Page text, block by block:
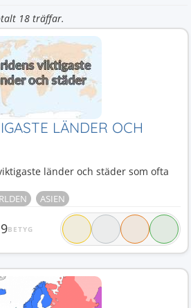
18 träffar.
LÄNDER OCH
länder och städer som ofta
ASIEN
BETYG